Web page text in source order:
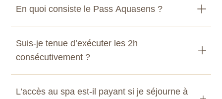
En quoi consiste le Pass Aquasens ?
Suis-je tenue d’exécuter les 2h
consécutivement ?
L’accès au spa est-il payant si je séjourne à